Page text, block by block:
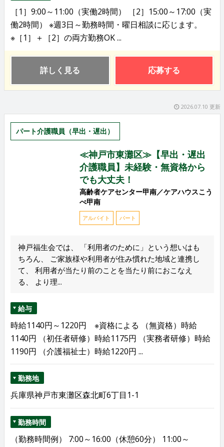
［1］9:00～11:00（実働2時間） ［2］15:00～17:00（実
働2時間） ※週3日～勤務時間・曜日相談に応じます。
※［1］＋［2］の両方勤務OK ...
詳しく見る 応募する
2026.07.10 更新
パート介護職員（早出・遅出）
≪神戸市東灘区≫【早出・遅出
介護職員】未経験・無資格から
でも大丈夫！
高齢者ケアセンター甲南／ケアハウスこう
べ甲南
アルバイト パート
神戸福生会では、 「利用者のために」という想いはも
ちろん、 ご家族様や利用者が住み慣れた地域と連携し
て、 利用者が当たり前のことを当たり前におこなえ
る、 より理...
給与
時給1140円～1220円 ※資格による （無資格）時給
1140円 （初任者研修）時給1175円 （実務者研修）時給
1190円 （介護福祉士）時給1220円 ...
勤務地
兵庫県神戸市東灘区森北町6丁目1-1
勤務時間
（勤務時間例） 7:00～16:00（休憩60分） 11:00～